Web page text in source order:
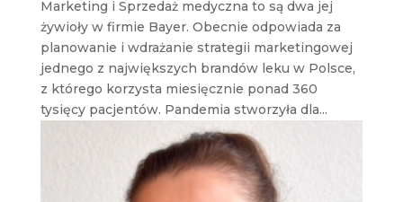
Marketing i Sprzedaż medyczna to są dwa jej
żywioły w firmie Bayer. Obecnie odpowiada za
planowanie i wdrażanie strategii marketingowej
jednego z największych brandów leku w Polsce,
z którego korzysta miesięcznie ponad 360
tysięcy pacjentów. Pandemia stworzyła dla...